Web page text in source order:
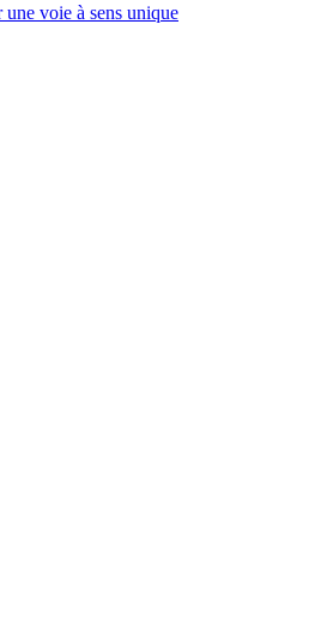
voie à sens unique